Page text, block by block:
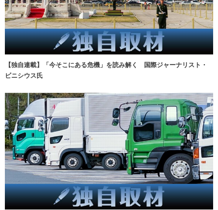
【独自連載】「今そこにある危機」を読み解く 国際ジャーナリスト・
ビニシウス氏